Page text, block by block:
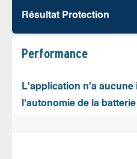
Résultat Protection
Performance
L'application n'a aucune
l'autonomie de la batterie